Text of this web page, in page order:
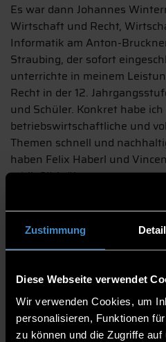
Zustimmung
Diese Webseite verwendet
Wir verwenden Cookies, um
personalisieren, Funktionen
zu können und die Zugriffe
Es war dann Johannes
Wirtschaft und Recht,
Informatik am Anton-
Straubing, der sofort
unterrichte in meinem
Recht in der 12.
und Schüler. Konkret habe
betriebswirtschaftliche und
Themen schnell und
haben Felix Haberl und
schließlich übernommen,
recherchiert, einen
erarbeitet und finally am 31.
Kommunikationslabor in der
Kasten.Veröffentlichung
Ihr Lehrer (nicht ohne Stolz,
zurecht!), die
Stefan Kunz sowie meine